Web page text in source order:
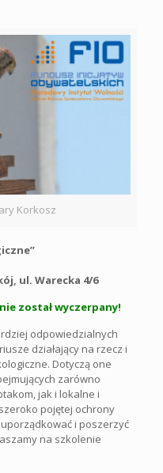
Korkosz
ul. Warecka 4/6
został wyczerpany!
odpowiedzialnych
działający na rzecz i
Dotyczą one
zarówno
jak i lokalne i
pojętej ochrony
i poszerzyć
na szkolenie